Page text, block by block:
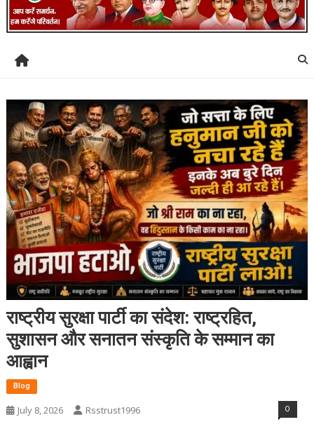
राष्ट्रीय सुरक्षा पार्टी का संदेश: राष्ट्रहित,
सुशासन और सनातन संस्कृति के सम्मान का
आह्वान
Blog
July 8, 2026
Rsstrust1996 0